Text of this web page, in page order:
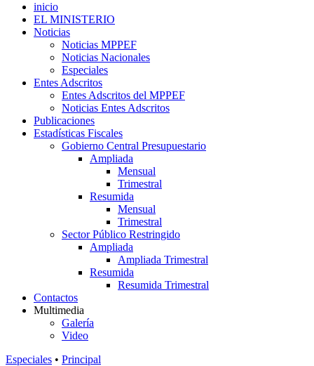
inicio
EL MINISTERIO
Noticias
Noticias MPPEF
Noticias Nacionales
Especiales
Entes Adscritos
Entes Adscritos del MPPEF
Noticias Entes Adscritos
Publicaciones
Estadísticas Fiscales
Gobierno Central Presupuestario
Ampliada
Mensual
Trimestral
Resumida
Mensual
Trimestral
Sector Público Restringido
Ampliada
Ampliada Trimestral
Resumida
Resumida Trimestral
Contactos
Multimedia
Galería
Video
Especiales • Principal